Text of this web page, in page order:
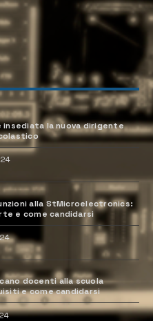
insediata la nuova dirigente
alla StMicroelectronics:
e come candidarsi
docenti alla scuola
e come candidarsi